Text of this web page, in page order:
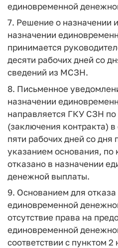
единовременной
7. Решение о назначении
назначении
принимается
десяти рабочих дней со
сведений из МСЗН.
8. Письменное
назначении
направляется ГКУ СЗН
(заключения контракта)
пяти рабочих дней со дня
указанием основания, по
отказано в назначении
денежной выплаты.
9. Основанием для
единовременной
отсутствие права на
единовременной
соответствии с пунктом